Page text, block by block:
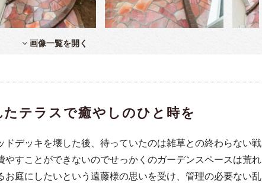
画像一覧を開く
テラスで癒やしのひと時を
デッキを壊した後、待っていたのは雑草との終わらない戦
すことができないのでせっかくのガーデンスペースは荒れ
庭にしたいという遠藤様の思いを受け、管理の必要ない乱